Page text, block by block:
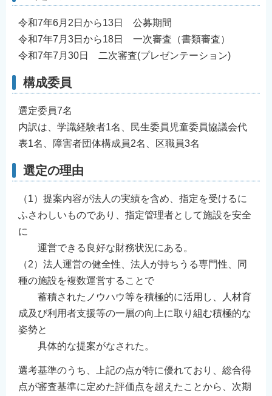
令和7年6月2日から13日 公募期間
令和7年7月3日から18日 一次審査（書類審査）
令和7年7月30日 二次審査(プレゼンテーション)
構成委員
選定委員7名
内訳は、学識経験者1名、民生委員児童委員協議会代
表1名、障害者団体構成員2名、区職員3名
選定の理由
（1）提案内容が法人の実績を含め、指定を受けるに
ふさわしいものであり、指定管理者として施設を安全
に
運営できる良好な財務状況にある。
（2）法人運営の健全性、法人が持ちうる専門性、同
種の施設を複数運営することで
蓄積されたノウハウ等を積極的に活用し、人材育
成及び利用者支援等の一層の向上に取り組む積極的な
姿勢と
具体的な提案がなされた。
選考基準のうち、上記の点が特に優れており、総合得
点が審査基準に定めた評価点を超えたことから、次期